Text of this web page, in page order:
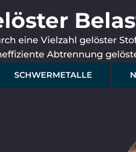
eine Vielzahl gelöster
Abtrennung
SCHWERMETALLE